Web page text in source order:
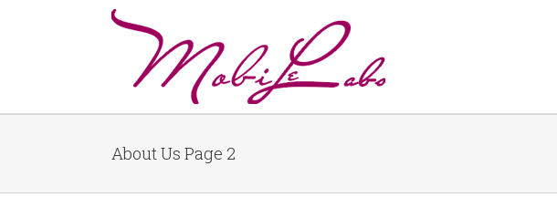
About Us Page 2